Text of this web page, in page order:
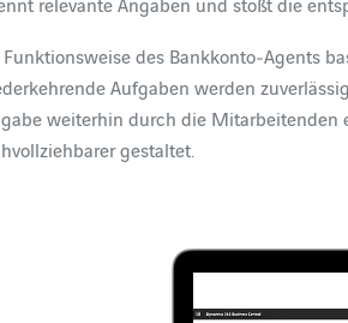
des Bankkonto‑Agents
Aufgaben werden
weiterhin durch die Mitarbeitenden
gestaltet.